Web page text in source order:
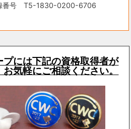
番号 T5-1830-0200-6706
には下記の資格取得者が
気軽にご相談ください。